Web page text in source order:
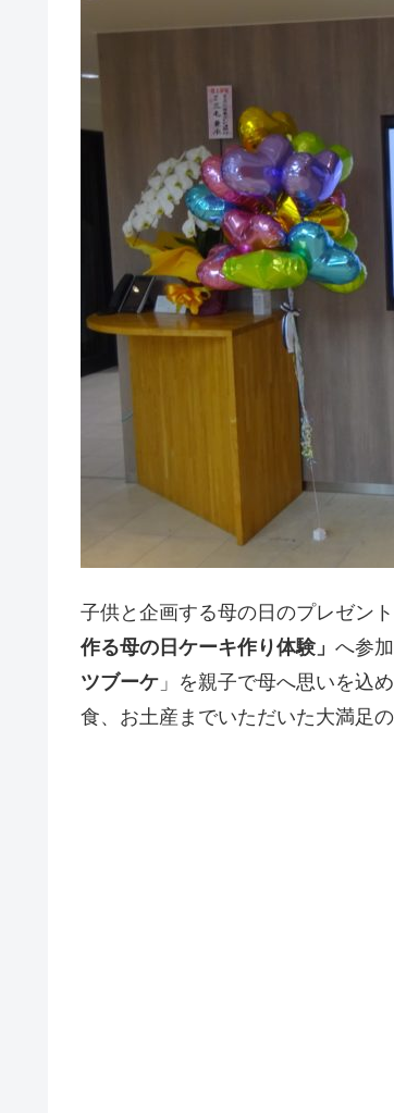
子供と企画する母の日のプレゼント
作る母の日ケーキ作り体験」 へ参
ツブーケ 」を親子で母へ思いを込
食、お土産までいただいた大満足の